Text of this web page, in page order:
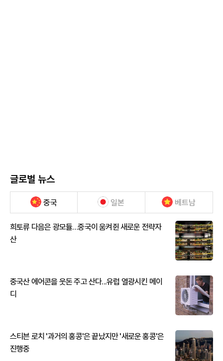
글로벌 뉴스
중국 일본 베트남
희토류 다음은 광모듈…중국이 움켜쥔 새로운 전략자
산
중국산 에어콘을 웃돈 주고 산다...유럽 열광시킨 메이
디
스티븐 로치 '과거의 홍콩'은 끝났지만 '새로운 홍콩'은
진행중